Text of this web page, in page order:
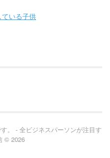
いる子供
。 - 全ビジネスパーソンが注目す
© 2026